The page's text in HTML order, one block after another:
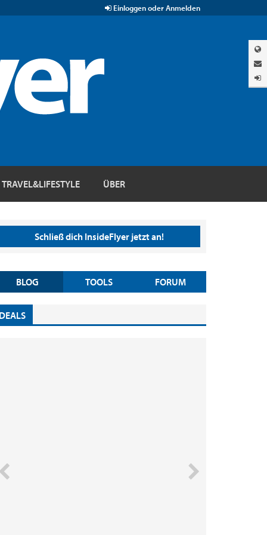
Einloggen oder Anmelden
TRAVEL&LIFESTYLE ÜBER
Schließ dich InsideFlyer jetzt an!
BLOG TOOLS FORUM
DEALS